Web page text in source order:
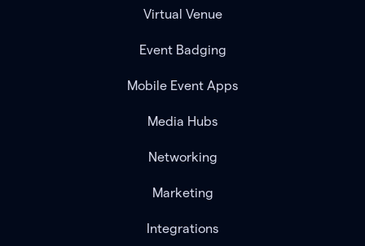
Virtual Venue
Event Badging
Mobile Event Apps
Media Hubs
Networking
Marketing
Integrations